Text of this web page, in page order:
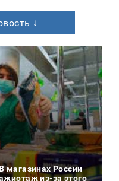
↓
магазинах России
из-за этого